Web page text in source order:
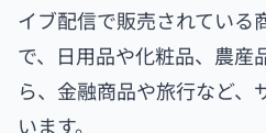
イブ配信で販売されている
で、日用品や化粧品、農産
ら、金融商品や旅行など、
います。